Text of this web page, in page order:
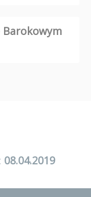
08.04.2019